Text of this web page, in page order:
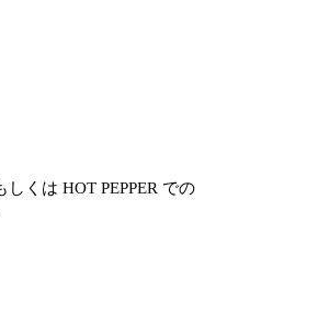
しくは HOT PEPPER での